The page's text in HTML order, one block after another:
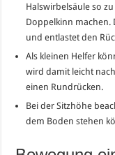
Halswirbelsäule so
Doppelkinn machen.
und entlastet den
Als kleinen Helfer
wird damit leicht
einen Rundrücken.
Bei der Sitzhöhe
dem Boden stehen